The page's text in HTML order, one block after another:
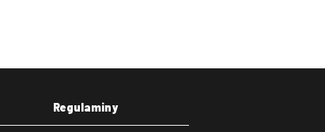
Regulaminy